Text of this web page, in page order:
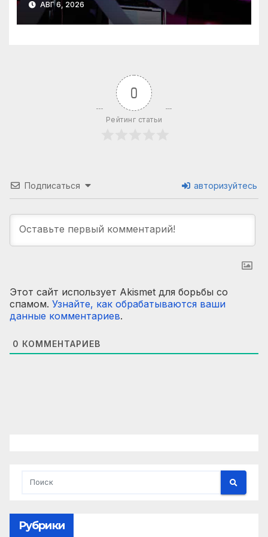
блокируют
АВГ 6, 2026
0
Рейтинг статьи
Подписаться авторизуйтесь
Этот сайт использует Akismet для борьбы со
спамом. Узнайте, как обрабатываются ваши
данные комментариев.
0 КОММЕНТАРИЕВ
Рубрики